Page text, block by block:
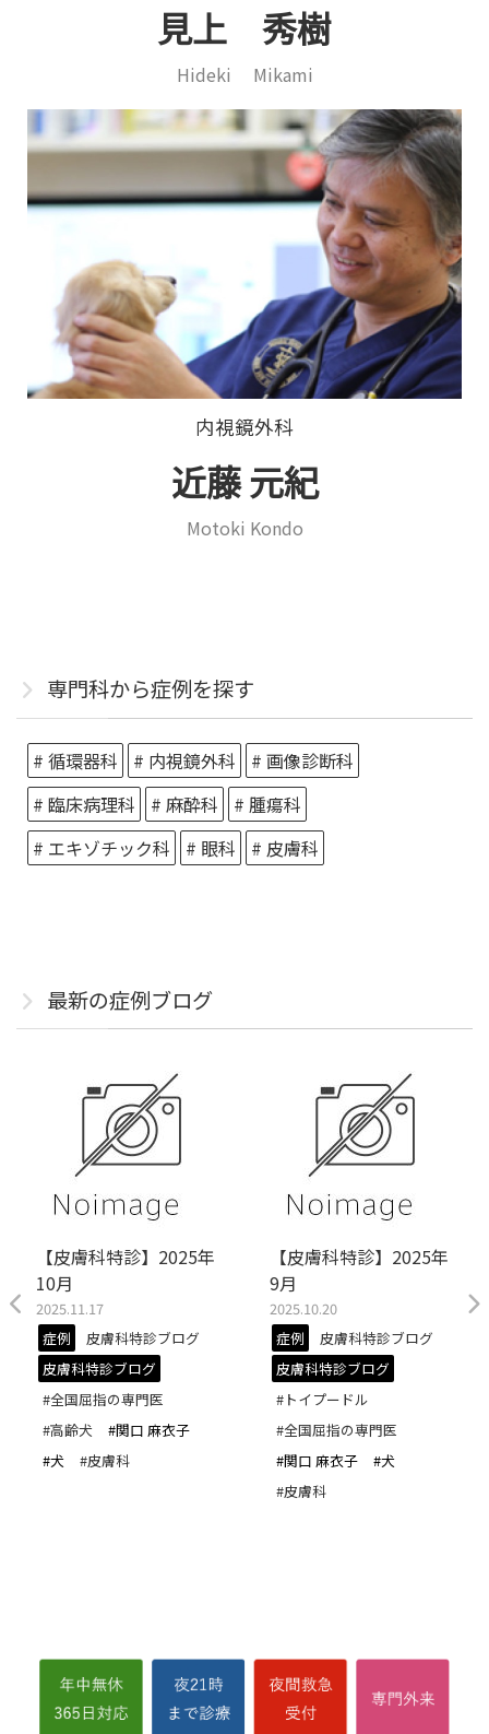
見上 秀樹
Hideki Mikami
内視鏡外科
近藤 元紀
Motoki Kondo
専門科から症例を探す
# 循環器科 # 内視鏡外科
# 画像診断科
# 臨床病理科
# 麻酔科
# 腫瘍科
# エキゾチック科
# 眼科 # 皮膚科
最新の症例ブログ
【皮膚科特診】2025年
10月
2025.11.17
症例
皮膚科特診ブログ
皮膚科特診ブログ
#全国屈指の専門医
#高齢犬
#関口 麻衣子
#犬
#皮膚科
【皮膚科特診】2025年
9月
2025.10.20
症例
皮膚科特診ブログ
皮膚科特診ブログ
#トイプードル
#全国屈指の専門医
#関口 麻衣子
#犬
#皮膚科